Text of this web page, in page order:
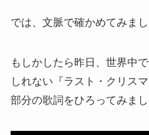
では、文脈で確かめてみまし
もしかしたら昨日、世界中
しれない『ラスト・クリス
部分の歌詞をひろってみまし